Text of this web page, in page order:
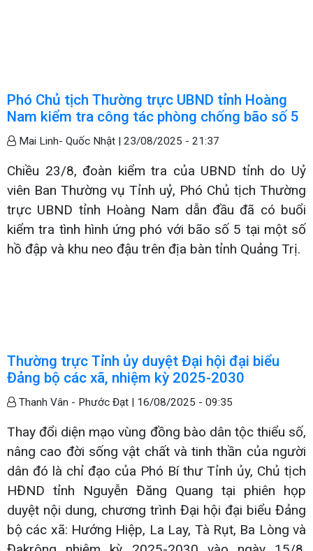
Phó Chủ tịch Thường trực UBND tỉnh Hoàng
Nam kiểm tra công tác phòng chống bão số 5
Mai Linh- Quốc Nhật | 23/08/2025 - 21:37
Chiều 23/8, đoàn kiểm tra của UBND tỉnh do Uỷ
viên Ban Thường vụ Tỉnh uỷ, Phó Chủ tịch Thường
trực UBND tỉnh Hoàng Nam dẫn đầu đã có buổi
kiểm tra tình hình ứng phó với bão số 5 tại một số
hồ đập và khu neo đậu trên địa bàn tỉnh Quảng Trị.
Thường trực Tỉnh ủy duyệt Đại hội đại biểu
Đảng bộ các xã, nhiệm kỳ 2025-2030
Thanh Vân - Phước Đạt | 16/08/2025 - 09:35
Thay đổi diện mạo vùng đồng bào dân tộc thiểu số,
nâng cao đời sống vật chất và tinh thần của người
dân đó là chỉ đạo của Phó Bí thư Tỉnh ủy, Chủ tịch
HĐND tỉnh Nguyễn Đăng Quang tại phiên họp
duyệt nội dung, chương trình Đại hội đại biểu Đảng
bộ các xã: Hướng Hiệp, La Lay, Tà Rụt, Ba Lòng và